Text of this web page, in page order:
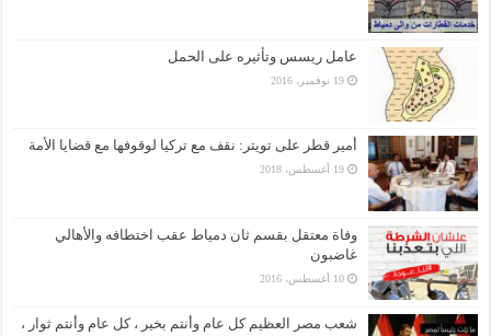
عامل ريسس وتأثيره على الحمل
19 نوفمبر، 2016
أمير قطر على تويتر: نقف مع تركيا لوقوفها مع قضايا الأمة
19 أغسطس، 2018
وفاة معتقل بقسم ثان دمياط عقب اختطافه والأهالي
غاضبون
10 أغسطس، 2016
شعب مصر العظيم كل عام وأنتم بخير ، كل عام وأنتم ثوار ،